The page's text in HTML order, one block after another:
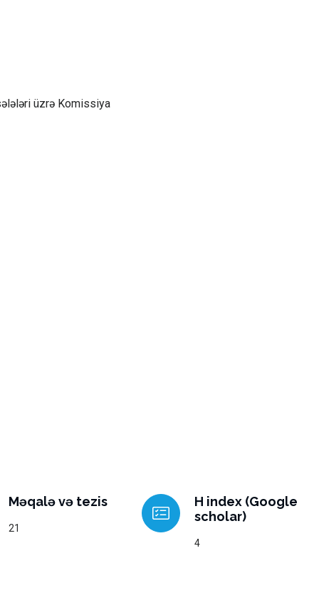
üzrə Komissiya
Məqalə və tezis
21
H index (Google
scholar)
4